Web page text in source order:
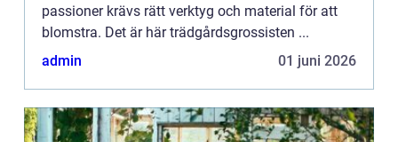
passioner krävs rätt verktyg och material för att
blomstra. Det är här trädgårdsgrossisten ...
admin
01 juni 2026